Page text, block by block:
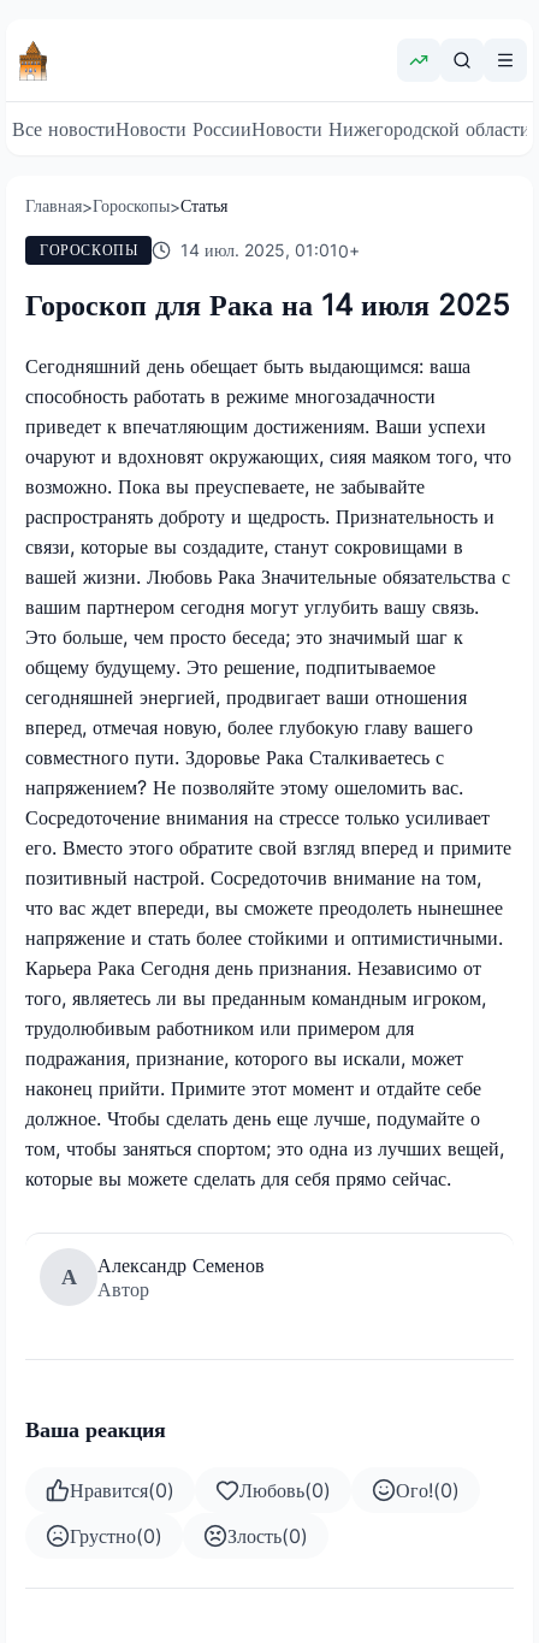
Все новостиНовости РоссииНовости Нижегородской области
Главная>Гороскопы>Статья
ГОРОСКОПЫ 14 июл. 2025, 01:010+
Гороскоп для Рака на 14 июля 2025
Сегодняшний день обещает быть выдающимся: ваша
способность работать в режиме многозадачности
приведет к впечатляющим достижениям. Ваши успехи
очаруют и вдохновят окружающих, сияя маяком того, что
возможно. Пока вы преуспеваете, не забывайте
распространять доброту и щедрость. Признательность и
связи, которые вы создадите, станут сокровищами в
вашей жизни. Любовь Рака Значительные обязательства с
вашим партнером сегодня могут углубить вашу связь.
Это больше, чем просто беседа; это значимый шаг к
общему будущему. Это решение, подпитываемое
сегодняшней энергией, продвигает ваши отношения
вперед, отмечая новую, более глубокую главу вашего
совместного пути. Здоровье Рака Сталкиваетесь с
напряжением? Не позволяйте этому ошеломить вас.
Сосредоточение внимания на стрессе только усиливает
его. Вместо этого обратите свой взгляд вперед и примите
позитивный настрой. Сосредоточив внимание на том,
что вас ждет впереди, вы сможете преодолеть нынешнее
напряжение и стать более стойкими и оптимистичными.
Карьера Рака Сегодня день признания. Независимо от
того, являетесь ли вы преданным командным игроком,
трудолюбивым работником или примером для
подражания, признание, которого вы искали, может
наконец прийти. Примите этот момент и отдайте себе
должное. Чтобы сделать день еще лучше, подумайте о
том, чтобы заняться спортом; это одна из лучших вещей,
которые вы можете сделать для себя прямо сейчас.
А
Александр Семенов
Автор
Ваша реакция
Нравится(0) Любовь(0) Ого!(0)
Грустно(0) Злость(0)